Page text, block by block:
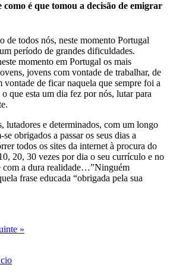
é que tomou a decisão de emigrar
de todos nós, neste momento Portugal
período de grandes dificuldades.
momento em Portugal os mais
jovens com vontade de trabalhar, de
vontade de ficar naquela que sempre foi a
que esta um dia fez por nós, lutar para
lutadores e determinados, com um longo
obrigados a passar os seus dias a
todos os sites da internet à procura do
20, 30 vezes por dia o seu currículo e no
com a dura realidade…”Ninguém
frase educada “obrigada pela sua
»